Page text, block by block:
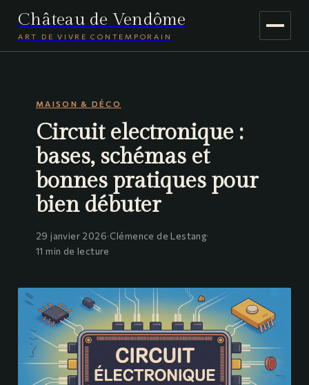
Château de Vendôme
ART DE VIVRE CONTEMPORAIN
JARDINAGE
VOYAGE
MAISON & DÉCO
Circuit electronique :
bases, schémas et
bonnes pratiques pour
bien débuter
29 janvier 2026·Clémence de Lestang·
11 min de lecture